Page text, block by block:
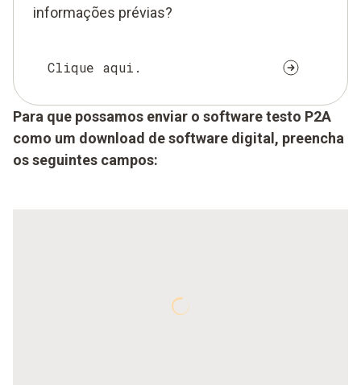
informações prévias?
Clique aqui.
Para que possamos enviar o software testo P2A
como um download de software digital, preencha
os seguintes campos: